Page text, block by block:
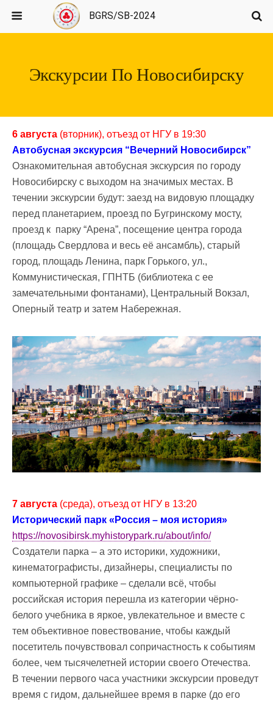
BGRS/SB-2024
Экскурсии По Новосибирску
6 августа (вторник), отъезд от НГУ в 19:30
Автобусная экскурсия “Вечерний Новосибирск”
Ознакомительная автобусная экскурсия по городу
Новосибирску с выходом на значимых местах. В
течении экскурсии будут: заезд на видовую площадку
перед планетарием, проезд по Бугринскому мосту,
проезд к парку “Арена”, посещение центра города
(площадь Свердлова и весь её ансамбль), старый
город, площадь Ленина, парк Горького, ул.,
Коммунистическая, ГПНТБ (библиотека с ее
замечательными фонтанами), Центральный Вокзал,
Оперный театр и затем Набережная.
7 августа (среда), отъезд от НГУ в 13:20
Исторический парк «Россия – моя история»
https://novosibirsk.myhistorypark.ru/about/info/
Создатели парка – а это историки, художники,
кинематографисты, дизайнеры, специалисты по
компьютерной графике – сделали всё, чтобы
российская история перешла из категории чёрно-
белого учебника в яркое, увлекательное и вместе с
тем объективное повествование, чтобы каждый
посетитель почувствовал сопричастность к событиям
более, чем тысячелетней истории своего Отечества.
В течении первого часа участники экскурсии проведут
время с гидом, дальнейшее время в парке (до его